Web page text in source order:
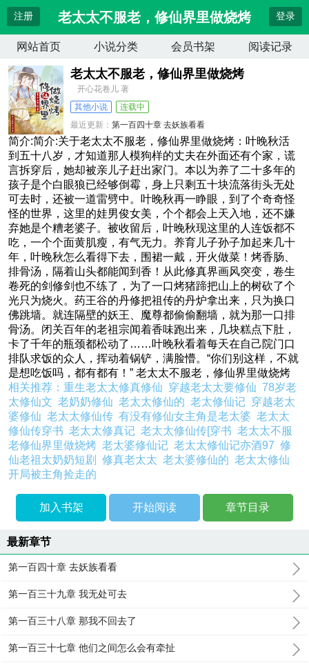
注册 老太太不服老，修仙界里做烧烤 登录
网站首页 小说分类 会员书架 阅读记录
老太太不服老，修仙界里做烧烤
开心花卷儿 著
其他小说
连载中
最近更新：第一百四十章 去妖族看看
更新时间：2026-08-04 08:15:58
简介:简介:关于老太太不服老，修仙界里做烧烤：叶晚秋活
到五十八岁，才知道那人模狗样的丈夫在外面还有个家，谎
言拆穿后，她却被亲儿子赶出家门。本以为养了二十多年的
孩子是个白眼狼已经够倒霉，身上只剩五十块流落街头无处
可去时，还被一道雷劈中。叶晚秋再一睁眼，到了个奇奇怪
怪的世界，这里的娃男俊女美，个个都会上天入地，还不嫌
弃她是个糟老婆子。被收留后，叶晚秋现这里的人连饭都不
吃，一个个面黄肌瘦，有气无力。养育儿子孙子加起来几十
年，叶晚秋怎么看得下去，围裙一戴，开火做菜！烤香肠、
排骨汤，隔着山头都能闻到香！从此修真界画风突变，卷生
卷死的剑修剑也不练了，为了一口烤猪蹄把山上的树砍了个
光只为烧火。药王谷的丹修把祖传的丹炉拿出来，只为换口
佛跳墙。就连隔壁的妖王、魔尊都偷偷翻墙，就为那一口排
骨汤。闭关百年的老祖宗闻着香味跑出来，几块糕点下肚，
卡了千年的瓶颈都松动了……叶晚秋看着每天在自己院门口
排队求饭的众人，挥动着锅铲，满脸懵。“你们别这样，不就
是想吃饭吗，都有都有！” 老太太不服老，修仙界里做烧烤
相关推荐：重生老太太修真修仙 穿越老太太要修仙78岁老
太修仙文老奶奶修仙老太太修仙的老太修仙记 穿越老太
婆修仙老太太修仙传有没有修仙女主角是老太婆老太太
修仙传穿书老太太修真记老太太修仙传[穿书老太太不服
老修仙界里做烧烤老太婆修仙记老太太修仙记亦酒97修
仙老祖太奶奶短剧修真老太太老太婆修仙的老太太修仙
开局被主角捡走的
加入书架 开始阅读 章节目录
最新章节
第一百四十章 去妖族看看
第一百三十九章 我无处可去
第一百三十八章 那我不回去了
第一百三十七章 他们之间怎么会有牵扯